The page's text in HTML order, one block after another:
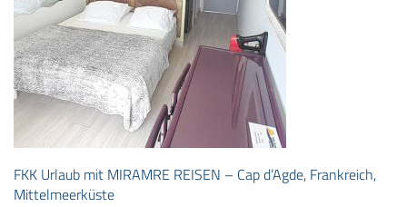
FKK Urlaub mit MIRAMRE REISEN – Cap d’Agde, Frankreich,
Mittelmeerküste